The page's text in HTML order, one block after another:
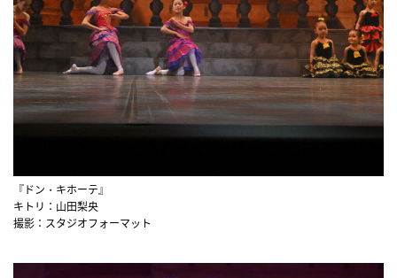
『ドン・キホーテ』
キトリ：山田梨央
撮影：スタジオフォーマット